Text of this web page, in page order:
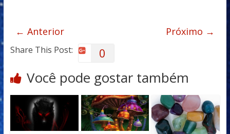
← Anterior Próximo →
Share This Post: 0
Você pode gostar também